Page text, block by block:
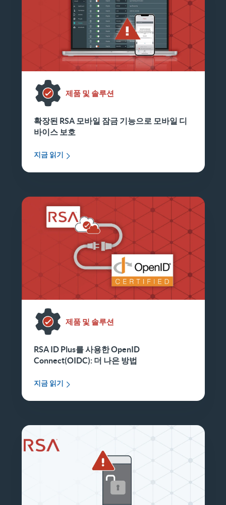
제품 및 솔루션
확장된 RSA 모바일 잠금 기능으로 모바일 디
바이스 보호
지금 읽기
제품 및 솔루션
RSA ID Plus를 사용한 OpenID
Connect(OIDC): 더 나은 방법
지금 읽기